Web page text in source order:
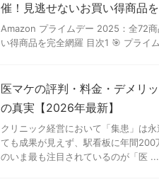
催！見逃せないお買い得商品
Amazon プライムデー 2025：全72
い得商品を完全網羅 目次1 🎯 プライ
医マケの評判・料金・デメリ
の真実【2026年最新】
クリニック経営において「集患」は
ても成果が見えず、駅看板に年間
のいま最も注目されているのが「医 ...